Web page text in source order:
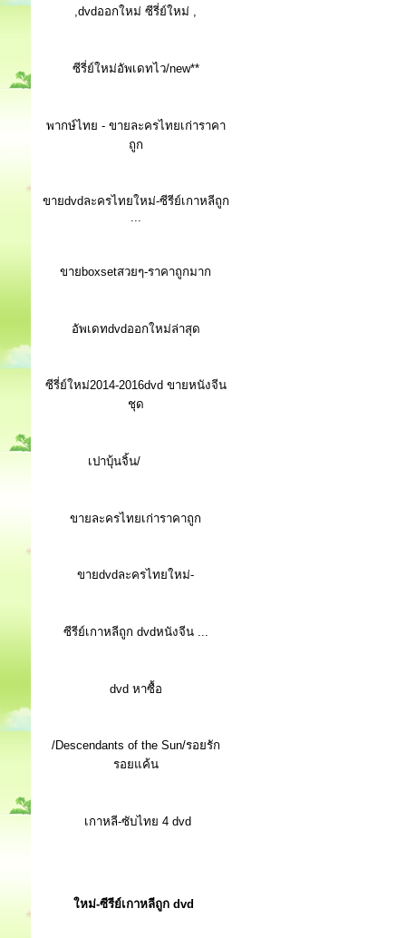
,dvdออกใหม่ ซีรี่ย์ใหม่ ,
ซีรี่ย์ใหม่อัพเดทไว/new**
พากษ์ไทย - ขายละครไทยเก่าราคา
ถูก
ขายdvdละครไทยใหม่-ซีรีย์เกาหลีถูก
...
ขายboxsetสวยๆ-ราคาถูกมาก
อัพเดทdvdออกใหม่ล่าสุด
ซีรี่ย์ใหม่2014-2016dvd ขายหนังจีน
ชุด
เปาบุ้นจิ้น/
ขายละครไทยเก่าราคาถูก
ขายdvdละครไทยใหม่-
ซีรีย์เกาหลีถูก dvdหนังจีน ...
dvd หาซื้อ
/Descendants of the Sun/รอยรัก
รอยแค้น
เกาหลี-ซับไทย 4 dvd
ใหม่-ซีรีย์เกาหลีถูก dvd